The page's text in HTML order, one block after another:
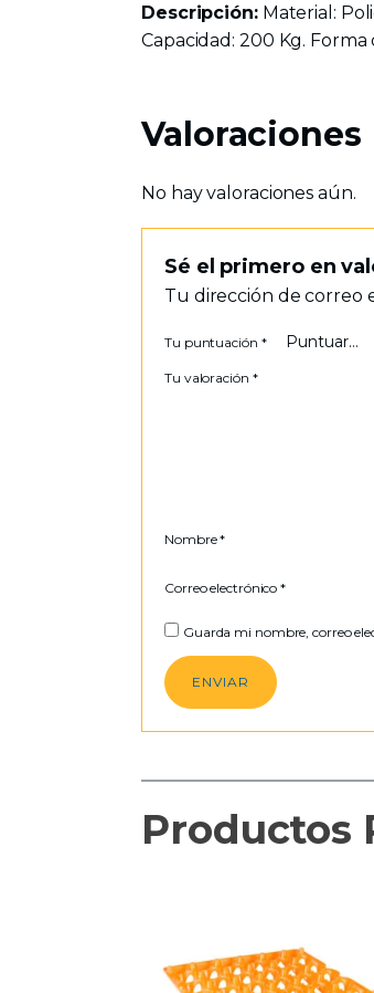
Descripción:Material:
Capacidad: 200 Kg.
Valoraciones
No hay valoraciones aún.
Sé el primero en
Tu dirección de correo
Tu puntuación *
Tu valoración *
Nombre*
Correo electrónico*
Guarda mi nombre, correo
Productos